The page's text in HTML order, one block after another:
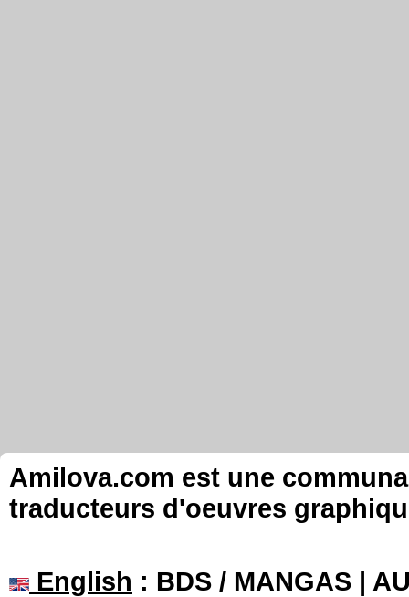
Amilova.com est une
traducteurs d'oeuvres
English : BDS / MANGAS |